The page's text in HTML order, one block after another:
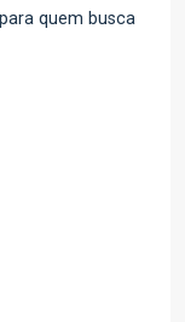
quem busca